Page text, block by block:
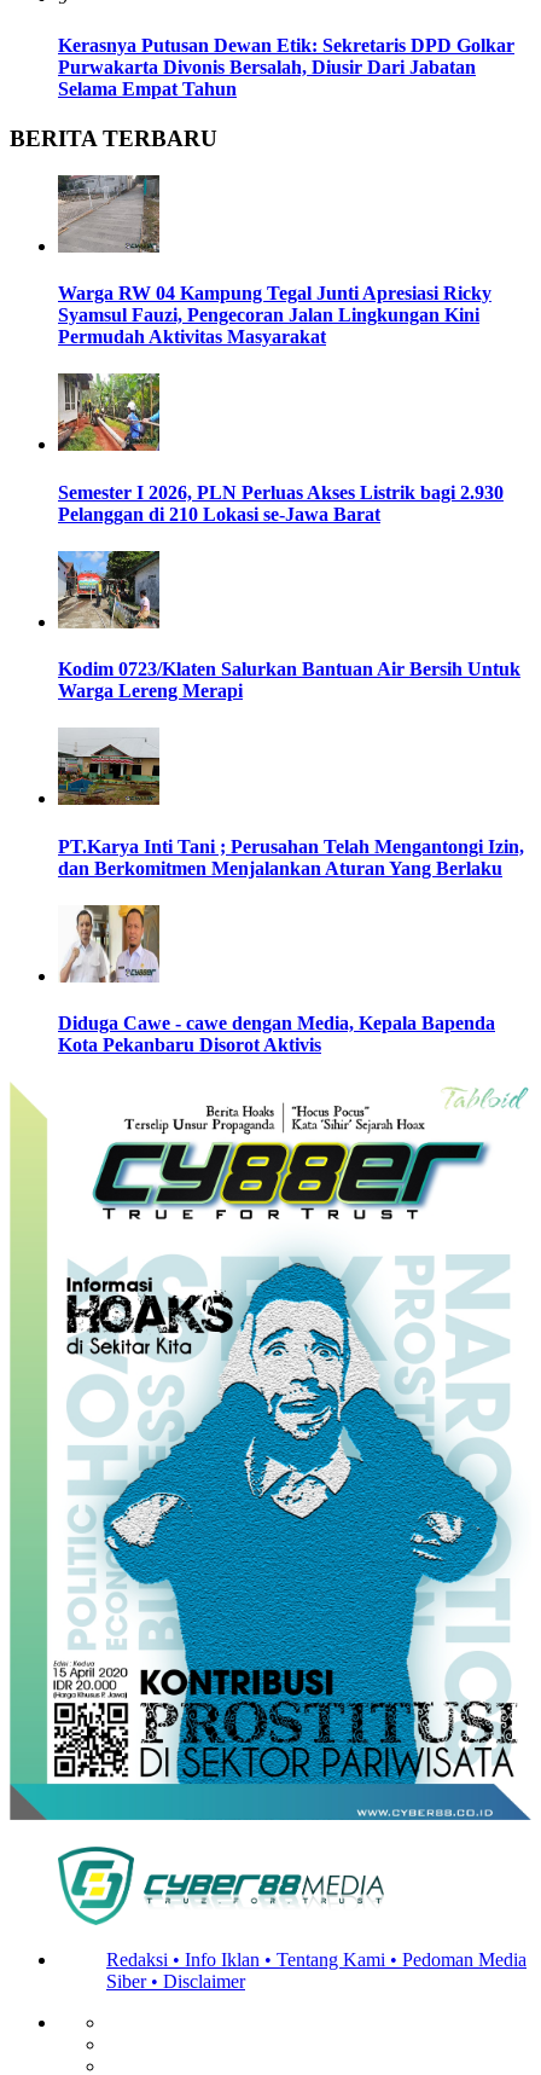
Kerasnya Putusan Dewan Etik: Sekretaris DPD Golkar
Purwakarta Divonis Bersalah, Diusir Dari Jabatan
Selama Empat Tahun
BERITA TERBARU
Warga RW 04 Kampung Tegal Junti Apresiasi Ricky
Syamsul Fauzi, Pengecoran Jalan Lingkungan Kini
Permudah Aktivitas Masyarakat
Semester I 2026, PLN Perluas Akses Listrik bagi 2.930
Pelanggan di 210 Lokasi se-Jawa Barat
Kodim 0723/Klaten Salurkan Bantuan Air Bersih Untuk
Warga Lereng Merapi
PT.Karya Inti Tani ; Perusahan Telah Mengantongi Izin,
dan Berkomitmen Menjalankan Aturan Yang Berlaku
Diduga Cawe - cawe dengan Media, Kepala Bapenda
Kota Pekanbaru Disorot Aktivis
Redaksi • Info Iklan • Tentang Kami • Pedoman Media
Siber • Disclaimer